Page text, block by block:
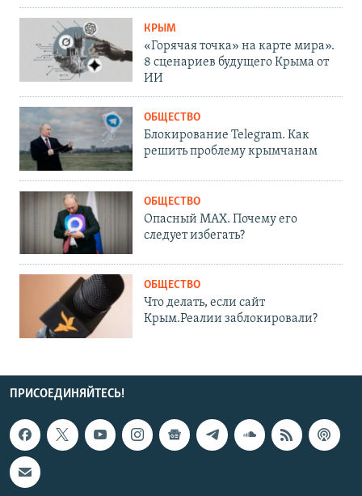
КРЫМ
«Горячая точка» на карте мира».
8 сценариев будущего Крыма от
ИИ
ОБЩЕСТВО
Блокирование Telegram. Как
решить проблему крымчанам
ОБЩЕСТВО
Опасный MAX. Почему его
следует избегать?
ОБЩЕСТВО
Что делать, если сайт
Крым.Реалии заблокировали?
ПРИСОЕДИНЯЙТЕСЬ!